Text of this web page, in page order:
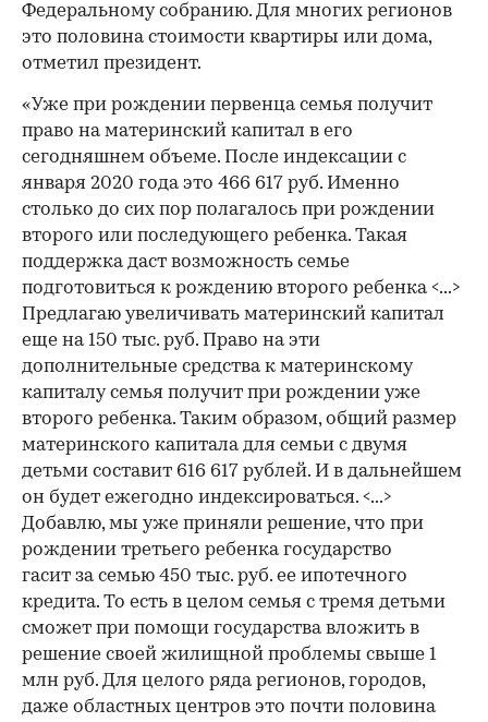
Федеральному собранию. Для многих регионов
это половина стоимости квартиры или дома,
отметил президент.
«Уже при рождении первенца семья получит
право на материнский капитал в его
сегодняшнем объеме. После индексации с
января 2020 года это 466 617 руб. Именно
столько до сих пор полагалось при рождении
второго или последующего ребенка. Такая
поддержка даст возможность семье
подготовиться к рождению второго ребенка <...>
Предлагаю увеличивать материнский капитал
еще на 150 тыс. руб. Право на эти
дополнительные средства к материнскому
капиталу семья получит при рождении уже
второго ребенка. Таким образом, общий размер
материнского капитала для семьи с двумя
детьми составит 616 617 рублей. И в дальнейшем
он будет ежегодно индексироваться. <...>
Добавлю, мы уже приняли решение, что при
рождении третьего ребенка государство
гасит за семью 450 тыс. руб. ее ипотечного
кредита. То есть в целом семья с тремя детьми
сможет при помощи государства вложить в
решение своей жилищной проблемы свыше 1
млн руб. Для целого ряда регионов, городов,
даже областных центров это почти половина